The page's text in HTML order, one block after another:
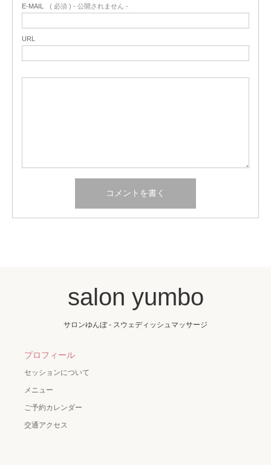
E-MAIL ( 必須 ) - 公開されません -
URL
salon yumbo
サロンゆんぼ - スウェディッシュマッサージ
プロフィール
セッションについて
メニュー
ご予約カレンダー
交通アクセス